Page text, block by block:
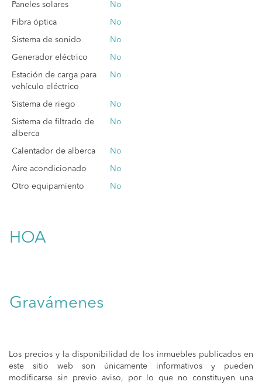
Paneles solares No
Fibra óptica No
Sistema de sonido No
Generador eléctrico No
Estación de carga para
vehículo eléctrico
No
Sistema de riego No
Sistema de filtrado de
alberca
No
Calentador de alberca No
Aire acondicionado No
Otro equipamiento No
HOA
Gravámenes
Los precios y la disponibilidad de los inmuebles publicados en
este sitio web son únicamente informativos y pueden
modificarse sin previo aviso, por lo que no constituyen una